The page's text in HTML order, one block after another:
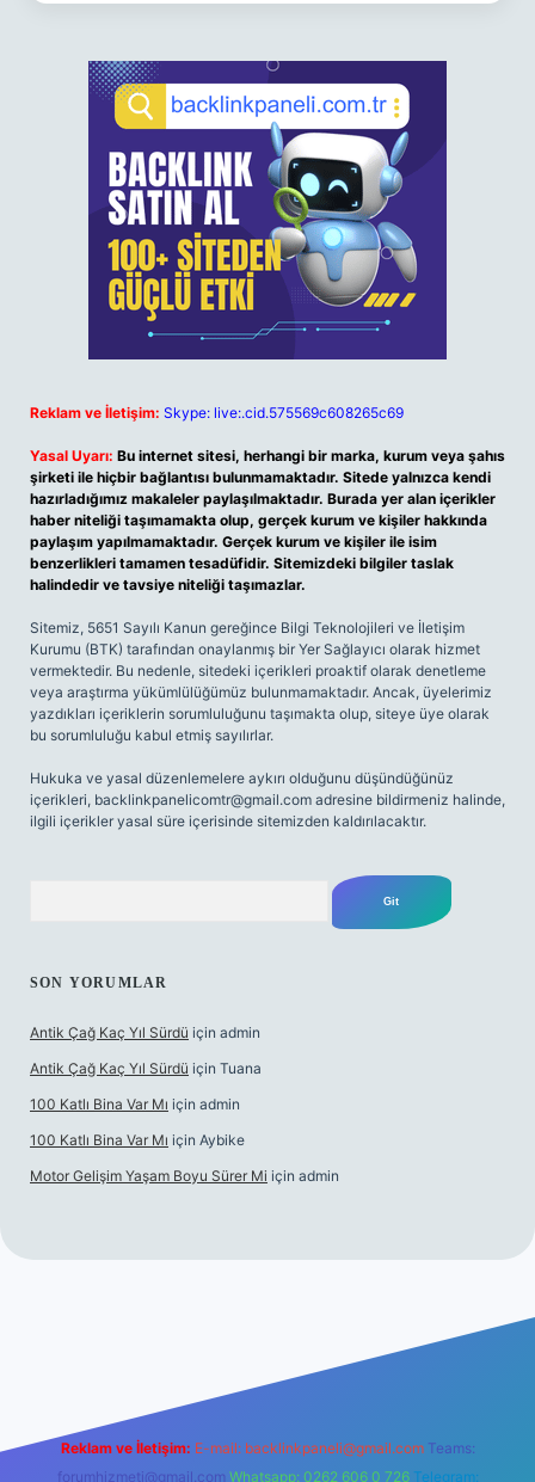
Reklam ve İletişim: Skype: live:.cid.575569c608265c69
Yasal Uyarı: Bu internet sitesi, herhangi bir marka, kurum veya şahıs
şirketi ile hiçbir bağlantısı bulunmamaktadır. Sitede yalnızca kendi
hazırladığımız makaleler paylaşılmaktadır. Burada yer alan içerikler
haber niteliği taşımamakta olup, gerçek kurum ve kişiler hakkında
paylaşım yapılmamaktadır. Gerçek kurum ve kişiler ile isim
benzerlikleri tamamen tesadüfidir. Sitemizdeki bilgiler taslak
halindedir ve tavsiye niteliği taşımazlar.
Sitemiz, 5651 Sayılı Kanun gereğince Bilgi Teknolojileri ve İletişim
Kurumu (BTK) tarafından onaylanmış bir Yer Sağlayıcı olarak hizmet
vermektedir. Bu nedenle, sitedeki içerikleri proaktif olarak denetleme
veya araştırma yükümlülüğümüz bulunmamaktadır. Ancak, üyelerimiz
yazdıkları içeriklerin sorumluluğunu taşımakta olup, siteye üye olarak
bu sorumluluğu kabul etmiş sayılırlar.
Hukuka ve yasal düzenlemelere aykırı olduğunu düşündüğünüz
içerikleri, backlinkpanelicomtr@gmail.com adresine bildirmeniz halinde,
ilgili içerikler yasal süre içerisinde sitemizden kaldırılacaktır.
SON YORUMLAR
Antik Çağ Kaç Yıl Sürdü için admin
Antik Çağ Kaç Yıl Sürdü için Tuana
100 Katlı Bina Var Mı için admin
100 Katlı Bina Var Mı için Aybike
Motor Gelişim Yaşam Boyu Sürer Mi için admin
Reklam ve İletişim: E-mail: backlinkpaneli@gmail.com Teams:
forumhizmeti@gmail.com Whatsapp: 0262 606 0 726 Telegram: